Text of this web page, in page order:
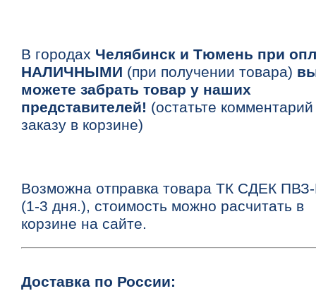
В городах Челябинск и Тюмень при
НАЛИЧНЫМИ (при получении товара)
можете забрать товар у наших
представителей! (остатьте комментарий
заказу в корзине)
Возможна отправка товара ТК СДЕК
(1-3 дня.), стоимость можно расчитать в
корзине на сайте.
Доставка по России: